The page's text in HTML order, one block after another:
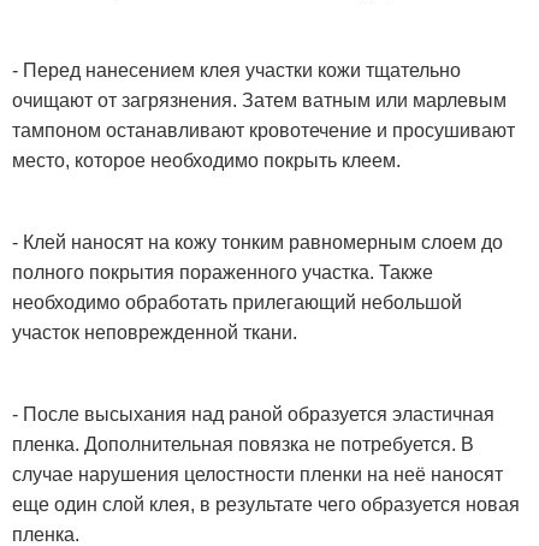
- Перед нанесением клея участки кожи тщательно
очищают от загрязнения. Затем ватным или марлевым
тампоном останавливают кровотечение и просушивают
место, которое необходимо покрыть клеем.
- Клей наносят на кожу тонким равномерным слоем до
полного покрытия пораженного участка. Также
необходимо обработать прилегающий небольшой
участок неповрежденной ткани.
- После высыхания над раной образуется эластичная
пленка. Дополнительная повязка не потребуется. В
случае нарушения целостности пленки на неё наносят
еще один слой клея, в результате чего образуется новая
пленка.